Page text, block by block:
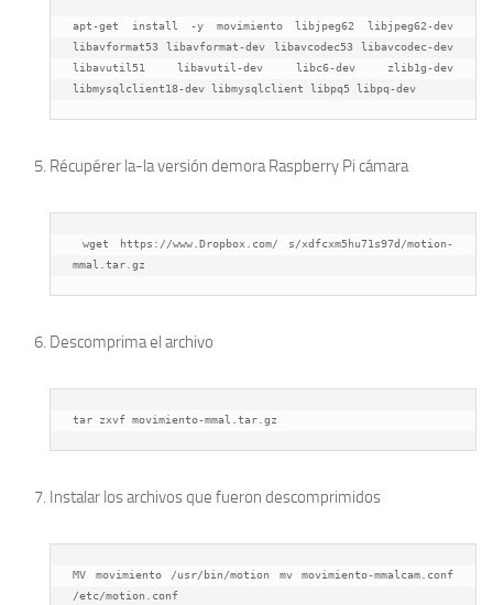
apt-get install -y movimiento libjpeg62 libjpeg62-dev
libavformat53 libavformat-dev libavcodec53 libavcodec-dev
libavutil51 libavutil-dev libc6-dev zlib1g-dev
libmysqlclient18-dev libmysqlclient libpq5 libpq-dev
Récupérer la-la versión demora Raspberry Pi cámara
wget https://www.Dropbox.com/ s/xdfcxm5hu71s97d/motion-
mmal.tar.gz
Descomprima el archivo
tar zxvf movimiento-mmal.tar.gz
Instalar los archivos que fueron descomprimidos
MV movimiento /usr/bin/motion mv movimiento-mmalcam.conf
/etc/motion.conf